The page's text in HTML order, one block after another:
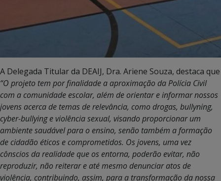
A Delegada Titular da DEAIJ, Dra. Ariene Souza, destaca que
“O projeto tem por finalidade a aproximação da Polícia Civil
com a comunidade escolar, além de orientar e informar nossos
jovens acerca de temas de relevância, como drogas, bullyning,
cyber-bullying e violência sexual, visando proporcionar um
ambiente saudável para o ensino, senão também a formação
de cidadão éticos e comprometidos. Os jovens, uma vez
cônscios da realidade que os entorna, poderão evitar, não
reproduzir, não reiterar e até mesmo denunciar atos de
violência, contribuindo, assim, para a transformação da nossa